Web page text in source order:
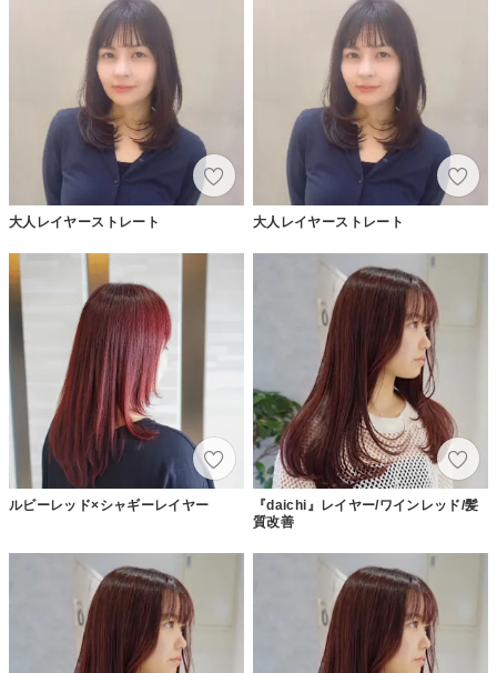
大人レイヤーストレート 大人レイヤーストレート
ルビーレッド×シャギーレイヤー
『daichi』レイヤー/ワインレッド/髪
質改善